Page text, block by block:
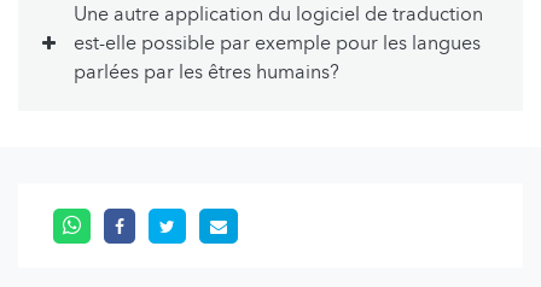
Une autre application du logiciel de traduction
est-elle possible par exemple pour les langues
parlées par les êtres humains?